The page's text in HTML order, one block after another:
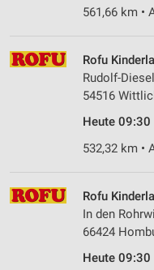
561,66 km •
Rofu
Rudolf-
54516
Heute 09:30
532,32 km •
Rofu
In den
66424
Heute 09:30
Speichern von oder
Verwendung reduzierter
Werbeanzeigen
Erstellung von Profilen
Verwendung von
Erstellung von Profilen
von Inhalten
Verwendung von